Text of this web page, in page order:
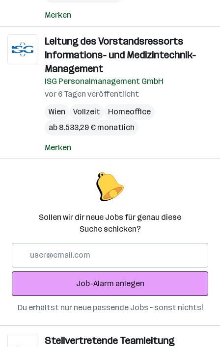
Merken
Leitung des Vorstandsressorts
Informations- und Medizintechnik-
Management
ISG Personalmanagement GmbH
vor 6 Tagen veröffentlicht
Wien
Vollzeit
Homeoffice
ab 8.533,29 € monatlich
Merken
Sollen wir dir neue Jobs für genau diese
Suche schicken?
Adresse
Job-Alarm anlegen
Du erhältst nur neue passende Jobs – sonst nichts!
Stellvertretende Teamleitung